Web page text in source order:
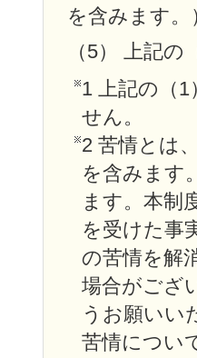
を含みます
（5） 上記
1 上記の（
せん。
2 苦情とは
を含みます
ます。本制
を受けた事
の苦情を解
場合がござ
うお願いい
苦情につい